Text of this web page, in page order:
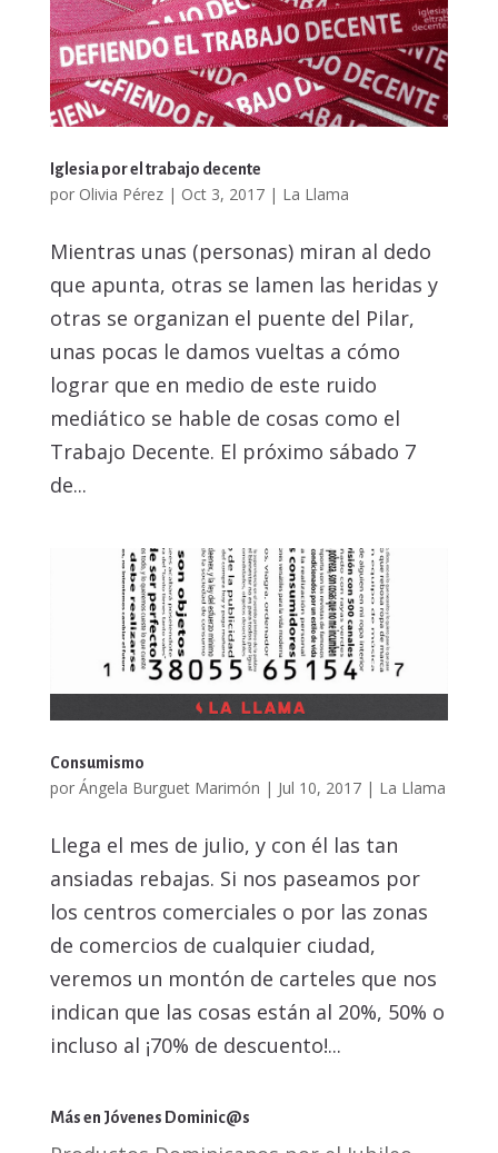
Iglesia por el trabajo decente
por Olivia Pérez| Oct 3, 2017| La Llama
Mientras unas (personas) miran al dedo
que apunta, otras se lamen las heridas y
otras se organizan el puente del Pilar,
unas pocas le damos vueltas a cómo
lograr que en medio de este ruido
mediático se hable de cosas como el
Trabajo Decente. El próximo sábado 7
de...
Consumismo
por Ángela Burguet Marimón | Jul 10, 2017| La Llama
Llega el mes de julio, y con él las tan
ansiadas rebajas. Si nos paseamos por
los centros comerciales o por las zonas
de comercios de cualquier ciudad,
veremos un montón de carteles que nos
indican que las cosas están al 20%, 50% o
incluso al ¡70% de descuento!...
Más en Jóvenes Dominic@s